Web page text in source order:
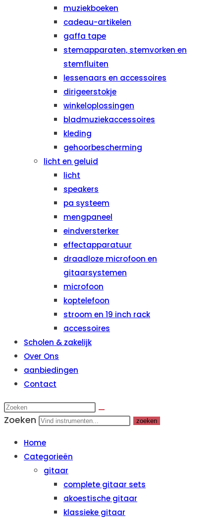
muziekboeken
cadeau-artikelen
gaffa tape
stemapparaten, stemvorken en
stemfluiten
lessenaars en accessoires
dirigeerstokje
winkeloplossingen
bladmuziekaccessoires
kleding
gehoorbescherming
licht en geluid
licht
speakers
pa systeem
mengpaneel
eindversterker
effectapparatuur
draadloze microfoon en
gitaarsystemen
microfoon
koptelefoon
stroom en 19 inch rack
accessoires
Scholen & zakelijk
Over Ons
aanbiedingen
Contact
Zoeken zoeken
Home
Categorieën
gitaar
complete gitaar sets
akoestische gitaar
klassieke gitaar